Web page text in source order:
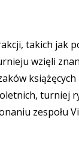
takich jak
wzięli
turniej
zespołu